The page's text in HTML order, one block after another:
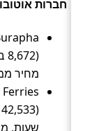
חברות
מחיר
שעות,